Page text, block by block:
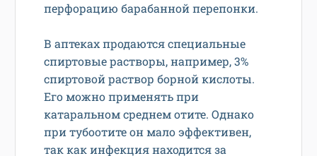
перфорацию барабанной перепонки.
В аптеках продаются специальные
спиртовые растворы, например, 3%
спиртовой раствор борной кислоты.
Его можно применять при
катаральном среднем отите. Однако
при тубоотите он мало эффективен,
так как инфекция находится за